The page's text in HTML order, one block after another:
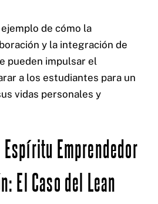
de cómo la
y la integración de
pueden impulsar el
a los estudiantes para un
vidas personales y
Emprendedor
El Caso del Lean